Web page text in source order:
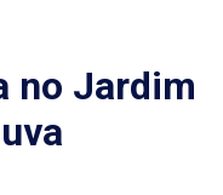
no Jardim